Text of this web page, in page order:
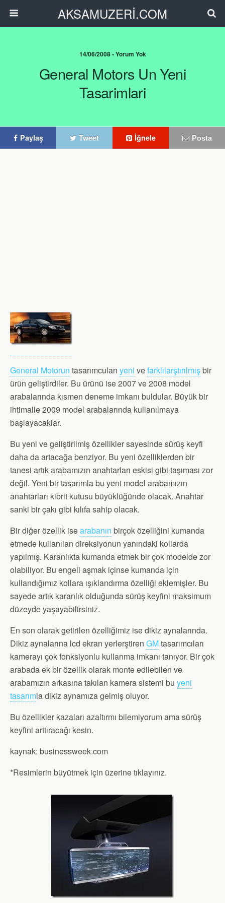
AKSAMUZERİ.COM
14/06/2008 • Yorum Yok
General Motors Un Yeni
Tasarimlari
Paylaş Tweet İğnele Posta
General Motorun tasarımcuları yeni vefarklılarştırılmışbir
ürün geliştirdiler. Bu ürünü ise 2007 ve 2008 model
arabalarında kısmen deneme imkanı buldular. Büyük bir
ihtimalle 2009 model arabalarında kullanılmaya
başlayacaklar.
Bu yeni ve geliştirilmiş özellikler sayesinde sürüş keyfi
daha da artacağa benziyor. Bu yeni özelliklerden bir
tanesi artık arabamızın anahtarları eskisi gibi taşıması zor
değil. Yeni bir tasarımla bu yeni model arabamızın
anahtarları kibrit kutusu büyüklüğünde olacak. Anahtar
sanki bir çakı gibi kılıfa sahip olacak.
Bir diğer özellik isearabanın birçok özelliğini kumanda
etmede kullanılan direksiyonun yanındaki kollarda
yapılmış. Karanlıkta kumanda etmek bir çok modelde zor
olabiliyor. Bu engeli aşmak içinse kumanda için
kullandığımız kollara ışıklandırma özelliği eklemişler. Bu
sayede artık karanlık olduğunda sürüş keyfini maksimum
düzeyde yaşayabilirsiniz.
En son olarak getirilen özelliğimiz ise dikiz aynalarında.
Dikiz aynalarına lcd ekran yerlerştiren GMtasarımcıları
kamerayı çok fonksiyonlu kullanma imkanı tanıyor. Bir çok
arabada ek bir özellik olarak monte edilebilen ve
arabamızın arkasına takılan kamera sistemi bu yeni
tasarımla dikiz aynamıza gelmiş oluyor.
Bu özellikler kazaları azaltırmı bilemiyorum ama sürüş
keyfini arttıracağı kesin.
kaynak: businessweek.com
*Resimlerin büyütmek için üzerine tıklayınız.